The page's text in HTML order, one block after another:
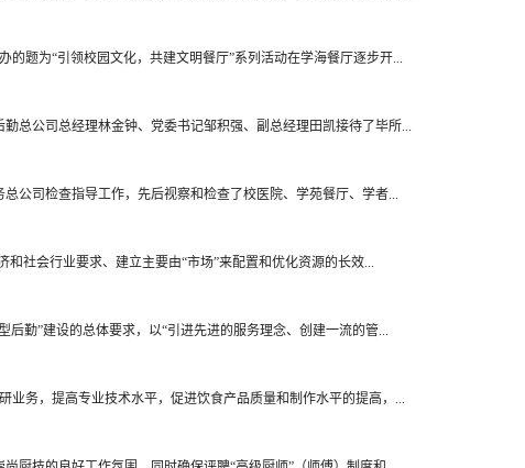
题为“引领校园文化，共建文明餐厅”系列活动在学海餐厅逐步开...
总公司总经理林金钟、党委书记邹积强、副总经理田凯接待了毕所...
公司检查指导工作，先后视察和检查了校医院、学苑餐厅、学者...
社会行业要求、建立主要由“市场”来配置和优化资源的长效...
勤”建设的总体要求，以“引进先进的服务理念、创建一流的管...
务，提高专业技术水平，促进饮食产品质量和制作水平的提高，...